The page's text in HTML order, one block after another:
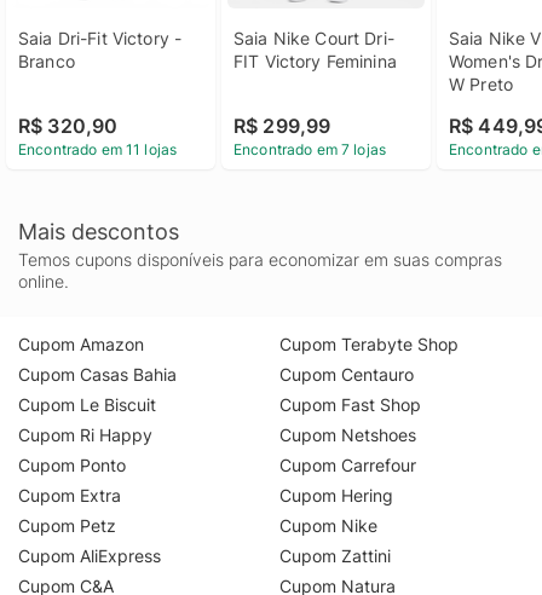
Saia Dri-Fit Victory -
Branco
R$ 320,90
Encontrado em 11 lojas
Saia Nike Court Dri-
FIT Victory Feminina
R$ 299,99
Encontrado em 7 lojas
Saia Nike
Women's
W Preto
R$
Encontrado
Mais descontos
Temos cupons disponíveis para economizar em suas compras
online.
Cupom Amazon
Cupom Casas Bahia
Cupom Le Biscuit
Cupom Ri Happy
Cupom Ponto
Cupom Extra
Cupom Petz
Cupom AliExpress
Cupom C&A
Cupom Terabyte Shop
Cupom Centauro
Cupom Fast Shop
Cupom Netshoes
Cupom Carrefour
Cupom Hering
Cupom Nike
Cupom Zattini
Cupom Natura